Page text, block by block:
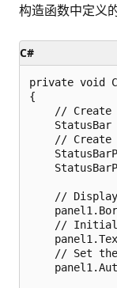
构造函数中定义
C#
private void
{
// Create
StatusBar
// Create
//
//
// Set